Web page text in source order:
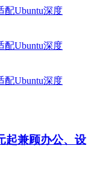
起兼顾办公、设